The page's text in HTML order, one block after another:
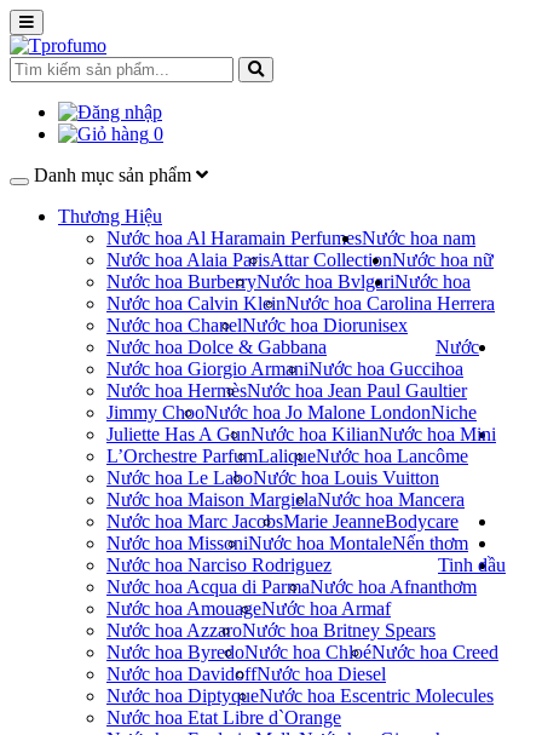
0
Danh mục sản phẩm
Thương Hiệu
Nước hoa Al Haramain Perfumes
Nước hoa Alaia ParisAttar Collection
Nước hoa BurberryNước hoa Bvlgari
Nước hoa Calvin KleinNước hoa Carolina Herrera
Nước hoa ChanelNước hoa Dior
Nước hoa Dolce & Gabbana
Nước hoa Giorgio ArmaniNước hoa Gucci
Nước hoa HermèsNước hoa Jean Paul Gaultier
Jimmy ChooNước hoa Jo Malone London
Juliette Has A GunNước hoa Kilian
L’Orchestre ParfumLaliqueNước hoa Lancôme
Nước hoa Le LaboNước hoa Louis Vuitton
Nước hoa Maison MargielaNước hoa Mancera
Nước hoa Marc JacobsMarie Jeanne
Nước hoa MissoniNước hoa Montale
Nước hoa Narciso Rodriguez
Nước hoa Acqua di ParmaNước hoa Afnan
Nước hoa AmouageNước hoa Armaf
Nước hoa AzzaroNước hoa Britney Spears
Nước hoa ByredoNước hoa ChloéNước hoa Creed
Nước hoa DavidoffNước hoa Diesel
Nước hoa DiptyqueNước hoa Escentric Molecules
Nước hoa Etat Libre d`Orange
Nước hoa nam
Nước hoa nữ
Nước hoa
unisex
Nước
hoa
Niche
Nước hoa Mini
Bodycare
Nến thơm
Tinh dầu
thơm